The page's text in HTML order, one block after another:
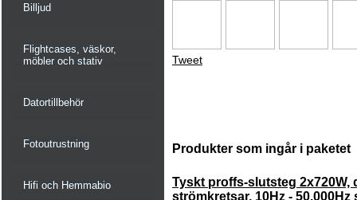
Billjud
Flightcases, väskor,
möbler och stativ
Datortillbehör
Fotoutrustning
Hifi och Hemmabio
Tweet
Produkter som ingår i paketet
Tyskt proffs-slutsteg 2x720W,
strömkretsar, 10Hz -